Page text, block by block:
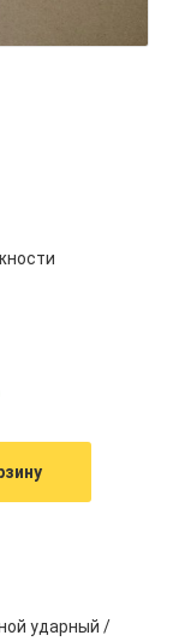
ударный /